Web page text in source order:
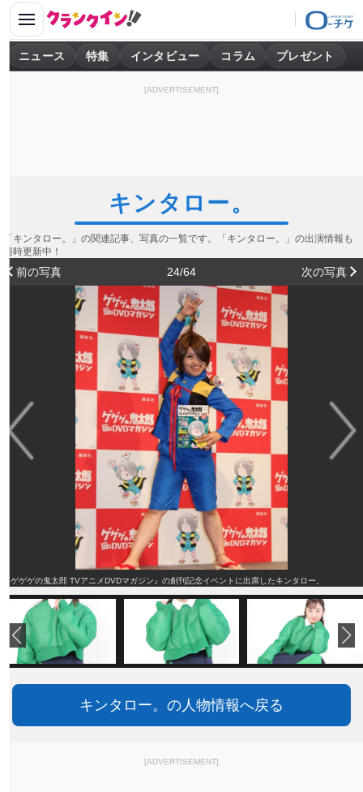
ニュース 特集 インタビュー コラム プレゼント
[ADVERTISEMENT]
キンタロー。
「キンタロー。」の関連記事、写真の一覧です。「キンタロー。」の出演情報も
随時更新中！
前の写真 24/64 次の写真
『ゲゲゲの鬼太郎 TVアニメDVDマガジン』の創刊記念イベントに出席したキンタロー。
キンタロー。の人物情報へ戻る
[ADVERTISEMENT]